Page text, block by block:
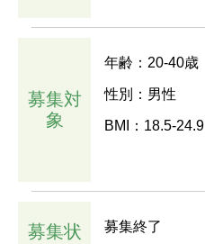
募集対
象
年齢：20-40歳
性別：男性
BMI：18.5-24.9
募集状
募集終了